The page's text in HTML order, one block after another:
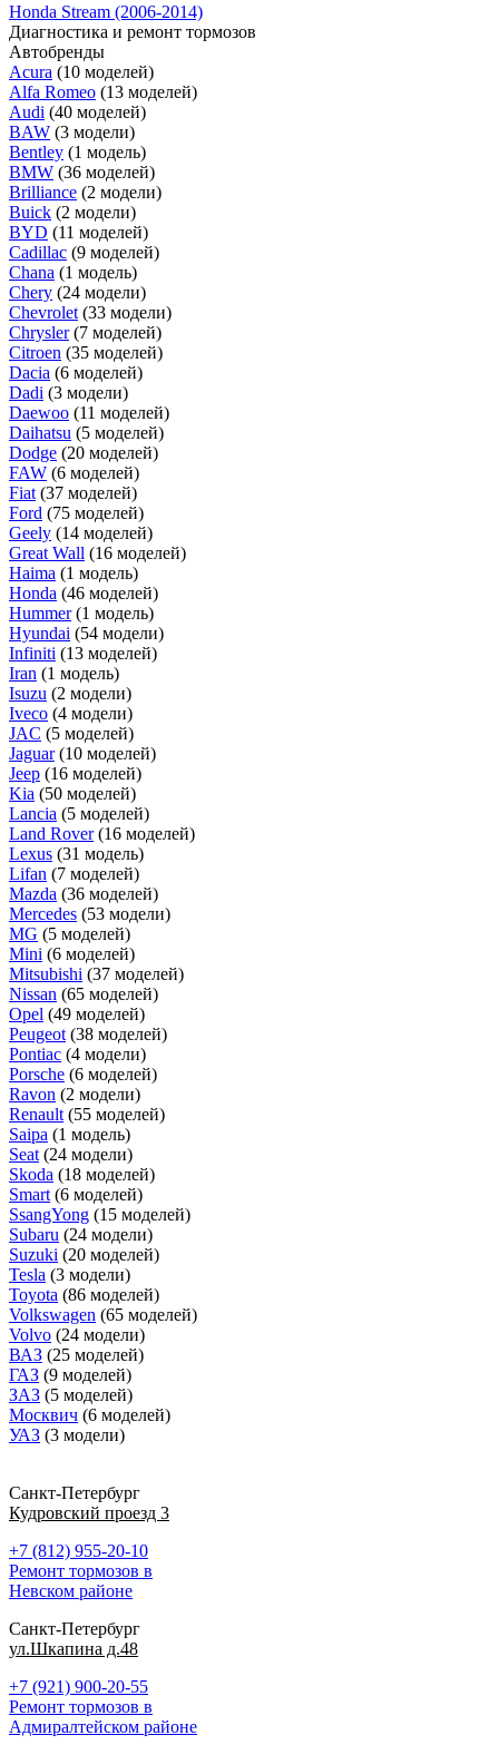
Honda Stream (2006-2014)
Диагностика и ремонт тормозов
Автобренды
Acura (10 моделей)
Alfa Romeo (13 моделей)
Audi (40 моделей)
BAW (3 модели)
Bentley (1 модель)
BMW (36 моделей)
Brilliance (2 модели)
Buick (2 модели)
BYD (11 моделей)
Cadillac (9 моделей)
Chana (1 модель)
Chery (24 модели)
Chevrolet (33 модели)
Chrysler (7 моделей)
Citroen (35 моделей)
Dacia (6 моделей)
Dadi (3 модели)
Daewoo (11 моделей)
Daihatsu (5 моделей)
Dodge (20 моделей)
FAW (6 моделей)
Fiat (37 моделей)
Ford (75 моделей)
Geely (14 моделей)
Great Wall (16 моделей)
Haima (1 модель)
Honda (46 моделей)
Hummer (1 модель)
Hyundai (54 модели)
Infiniti (13 моделей)
Iran (1 модель)
Isuzu (2 модели)
Iveco (4 модели)
JAC (5 моделей)
Jaguar (10 моделей)
Jeep (16 моделей)
Kia (50 моделей)
Lancia (5 моделей)
Land Rover (16 моделей)
Lexus (31 модель)
Lifan (7 моделей)
Mazda (36 моделей)
Mercedes (53 модели)
MG (5 моделей)
Mini (6 моделей)
Mitsubishi (37 моделей)
Nissan (65 моделей)
Opel (49 моделей)
Peugeot (38 моделей)
Pontiac (4 модели)
Porsche (6 моделей)
Ravon (2 модели)
Renault (55 моделей)
Saipa (1 модель)
Seat (24 модели)
Skoda (18 моделей)
Smart (6 моделей)
SsangYong (15 моделей)
Subaru (24 модели)
Suzuki (20 моделей)
Tesla (3 модели)
Toyota (86 моделей)
Volkswagen (65 моделей)
Volvo (24 модели)
ВАЗ (25 моделей)
ГАЗ (9 моделей)
ЗАЗ (5 моделей)
Москвич (6 моделей)
УАЗ (3 модели)
Санкт-Петербург
Кудровский проезд 3
+7 (812) 955-20-10
Ремонт тормозов в
Невском районе
Санкт-Петербург
ул.Шкапина д.48
+7 (921) 900-20-55
Ремонт тормозов в
Адмиралтейском районе